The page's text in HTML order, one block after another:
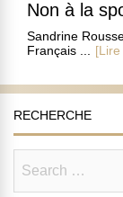
Non à la
Sandrine
Français ...
[Lire
RECHERCHE